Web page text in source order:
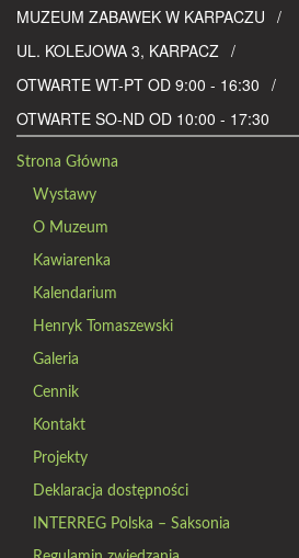
MUZEUM ZABAWEK W KARPACZU
UL. KOLEJOWA 3, KARPACZ
OTWARTE WT-PT OD 9:00 - 16:30
OTWARTE SO-ND OD 10:00 - 17:30
Strona Główna
Wystawy
O Muzeum
Kawiarenka
Kalendarium
Henryk Tomaszewski
Galeria
Cennik
Kontakt
Projekty
Deklaracja dostępności
INTERREG Polska – Saksonia